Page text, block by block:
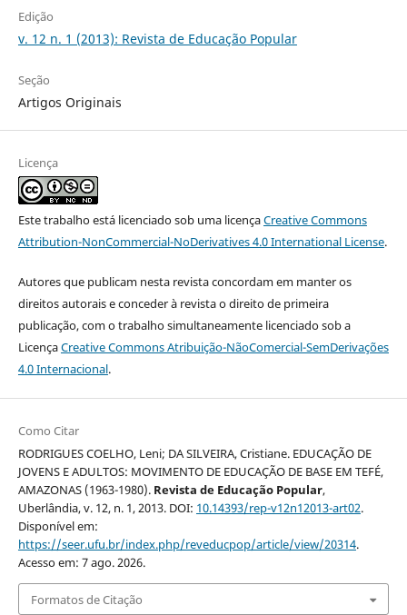
Edição
v. 12 n. 1 (2013): Revista de Educação Popular
Seção
Artigos Originais
Licença
Este trabalho está licenciado sob uma licençaCreative Commons
Attribution-NonCommercial-NoDerivatives 4.0 International License.
Autores que publicam nesta revista concordam em manter os
direitos autorais e conceder à revista o direito de primeira
publicação, com o trabalho simultaneamente licenciado sob a
LicençaCreative Commons Atribuição-NãoComercial-SemDerivações
4.0 Internacional.
Como Citar
RODRIGUES COELHO, Leni; DA SILVEIRA, Cristiane. EDUCAÇÃO DE
JOVENS E ADULTOS: MOVIMENTO DE EDUCAÇÃO DE BASE EM TEFÉ,
AMAZONAS (1963-1980). Revista de Educação Popular,
Uberlândia, v. 12, n. 1, 2013. DOI: 10.14393/rep-v12n12013-art02.
Disponível em:
https://seer.ufu.br/index.php/reveducpop/article/view/20314.
Acesso em: 7 ago. 2026.
Formatos de Citação